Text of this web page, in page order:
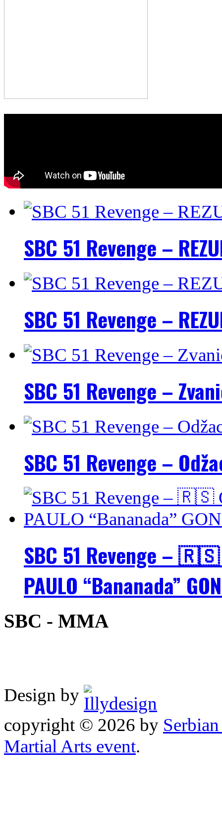
SBC 51 Revenge –
SBC 51 Revenge –
SBC 51 Revenge –
SBC 51 Revenge –
SBC 51 Revenge –
PAULO “Bananada”
SBC - MMA
Design by
copyright © 2026 by
Martial Arts event.